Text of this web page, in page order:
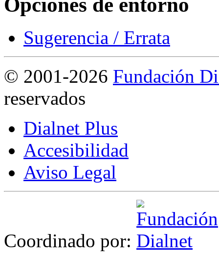
Opciones de entorno
Sugerencia / Errata
© 2001-2026 Fundación
reservados
Dialnet Plus
Accesibilidad
Aviso Legal
Coordinado por: